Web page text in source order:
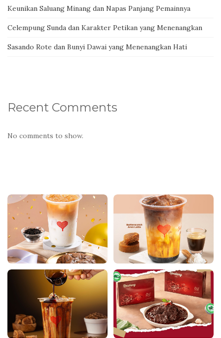
Keunikan Saluang Minang dan Napas Panjang Pemainnya
Celempung Sunda dan Karakter Petikan yang Menenangkan
Sasando Rote dan Bunyi Dawai yang Menenangkan Hati
Recent Comments
No comments to show.